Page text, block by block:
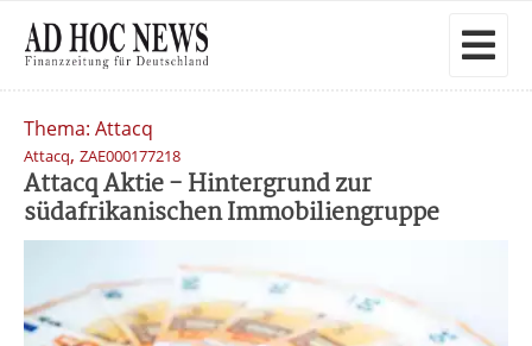
Thema: Attacq
Attacq, ZAE000177218
Attacq Aktie - Hintergrund zur
südafrikanischen Immobiliengruppe